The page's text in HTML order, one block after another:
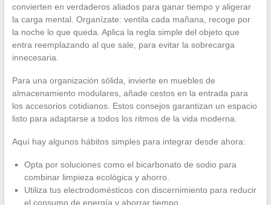
convierten en verdaderos aliados para ganar tiempo y aligerar
la carga mental. Organízate: ventila cada mañana, recoge por
la noche lo que queda. Aplica la regla simple del objeto que
entra reemplazando al que sale, para evitar la sobrecarga
innecesaria.
Para una organización sólida, invierte en muebles de
almacenamiento modulares, añade cestos en la entrada para
los accesorios cotidianos. Estos consejos garantizan un espacio
listo para adaptarse a todos los ritmos de la vida moderna.
Aquí hay algunos hábitos simples para integrar desde ahora:
Opta por soluciones como el bicarbonato de sodio para
combinar limpieza ecológica y ahorro.
Utiliza tus electrodomésticos con discernimiento para reducir
el consumo de energía y ahorrar tiempo.